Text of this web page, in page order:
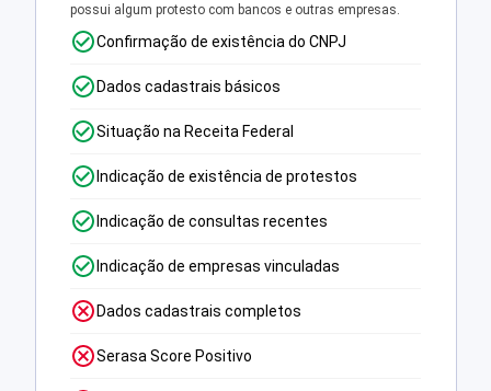
possui algum protesto com bancos e outras empresas.
Confirmação de existência do CNPJ
Dados cadastrais básicos
Situação na Receita Federal
Indicação de existência de protestos
Indicação de consultas recentes
Indicação de empresas vinculadas
Dados cadastrais completos
Serasa Score Positivo